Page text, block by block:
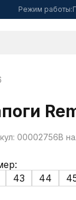
Режим работы:
00002756В
43 44